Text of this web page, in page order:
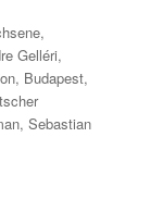
,
Gelléri,
, Budapest,
,Sebastian